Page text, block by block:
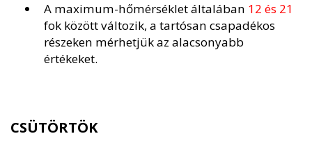
A maximum-hőmérséklet általában 12 és 21
fok között változik, a tartósan csapadékos
részeken mérhetjük az alacsonyabb
értékeket.
CSÜTÖRTÖK